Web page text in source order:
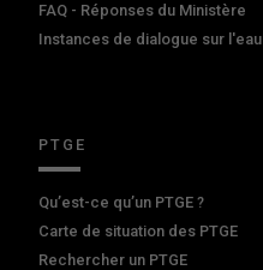
FAQ - Réponses du Ministère
Instances de dialogue sur l'eau
PTGE
Qu’est-ce qu’un PTGE ?
Carte de situation des PTGE
Rechercher un PTGE